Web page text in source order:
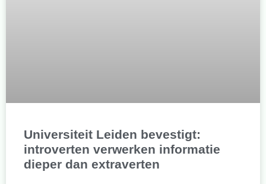
Universiteit Leiden bevestigt:
introverten verwerken informatie
dieper dan extraverten